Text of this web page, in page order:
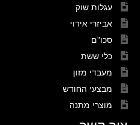
עגלות שוק
אביזרי אידוי
סכו"ם
כלי ששת
מעבדי מזון
מבצעי החודש
מוצרי מתנה